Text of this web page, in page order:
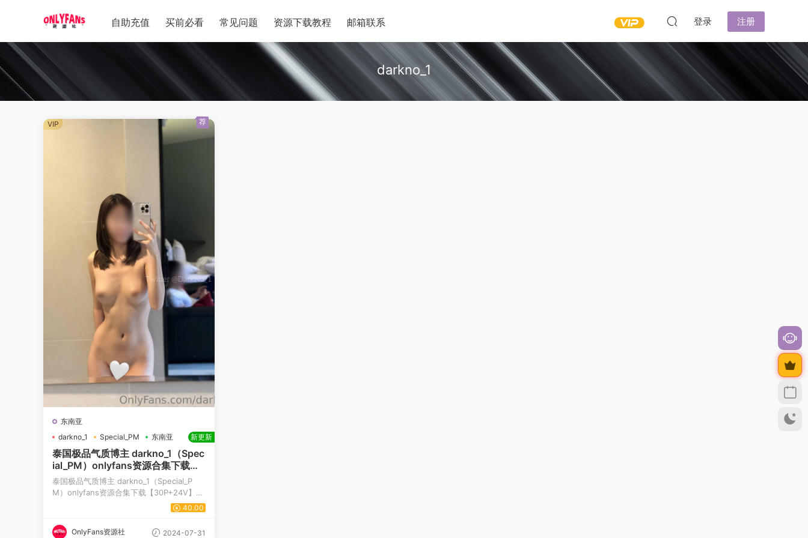
自助充值 买前必看 常见问题 资源下载教程 邮箱联系 !已就位! 登录 注册
darkno_1
东南亚
darkno_1
Special_PM 东南亚 新更新
泰国极品气质博主 darkno_1（Spec
ial_PM）onlyfans资源合集下载【3
0P+24V】
泰国极品气质博主 darkno_1（Special_P
M）onlyfans资源合集下载【30P+24V】博
主更新至最新资源【2026.5.29】 darkno
40.00
OnlyFans资源社 2024-07-31
VIP 荐